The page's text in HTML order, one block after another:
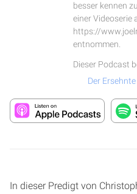
besser kennen
einer Videoserie
https://
entnommen.
Dieser Podcast
In dieser Predigt von